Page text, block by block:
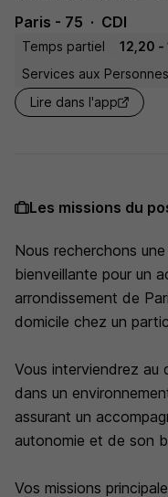
Paris - 75 CDI
Temps partiel 12,20 -
Services aux
Lire dans l'app
Les missions du
Nous recherchons
bienveillante pour un
arrondissement de
domicile chez un
Vous interviendrez au
dans un
assurant un
autonomie et de son
Vos missions